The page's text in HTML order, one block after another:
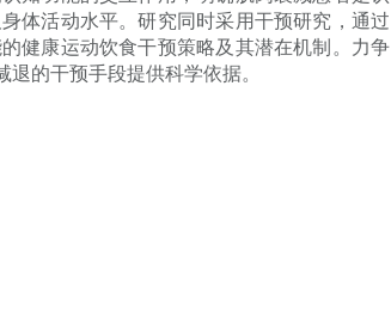
体活动水平。研究同时采用干预研究，通过
健康运动饮食干预策略及其潜在机制。力争
的干预手段提供科学依据。